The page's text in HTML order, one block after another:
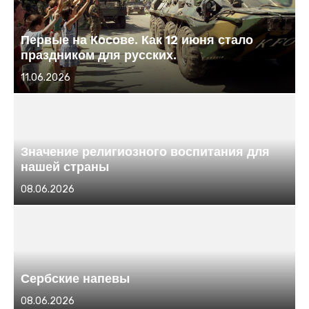
Первые на Косове. Как 12 июня стало
праздником для русских.
Размещено
в
11.06.2026
Значение религиозного воспитания для
нашей страны
Размещено
в
08.06.2026
Сербские напевы
Размещено
08.06.2026